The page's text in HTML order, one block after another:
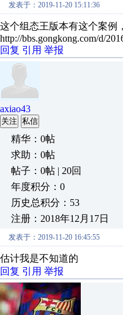
发表于：2019-11-20 15:11:36
这个组态王版本有这个案例
http://bbs.gongkong.com/d/
回复 引用 举报
axiao43
关注 私信
精华：0帖
求助：0帖
帖子：0帖 | 20回
年度积分：0
历史总积分：53
注册：2018年12月17日
发表于：2019-11-20 16:45:55
估计我是不知道的
回复 引用 举报